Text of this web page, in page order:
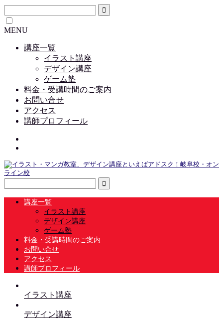
MENU
講座一覧
イラスト講座
デザイン講座
ゲーム塾
料金・受講時間のご案内
お問い合せ
アクセス
講師プロフィール
講座一覧
イラスト講座
デザイン講座
ゲーム塾
料金・受講時間のご案内
お問い合せ
アクセス
講師プロフィール
イラスト講座
デザイン講座